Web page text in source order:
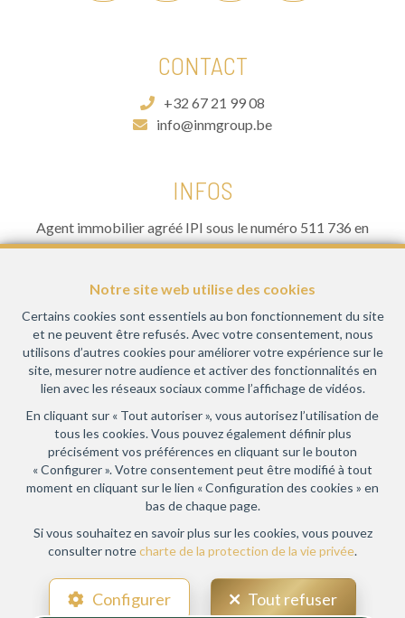
Notre site web utilise des cookies
Certains cookies sont essentiels au bon fonctionnement du site
et ne peuvent être refusés. Avec votre consentement, nous
utilisons d’autres cookies pour améliorer votre expérience sur le
site, mesurer notre audience et activer des fonctionnalités en
lien avec les réseaux sociaux comme l’affichage de vidéos.
En cliquant sur « Tout autoriser », vous autorisez l’utilisation de
tous les cookies. Vous pouvez également définir plus
précisément vos préférences en cliquant sur le bouton
« Configurer ». Votre consentement peut être modifié à tout
moment en cliquant sur le lien « Configuration des cookies » en
bas de chaque page.
Si vous souhaitez en savoir plus sur les cookies, vous pouvez
consulter notrecharte de la protection de la vie privée.
Configurer Tout refuser
CONTACT
+32 67 21 99 08
info@inmgroup.be
INFOS
Agent immobilier agréé IPI sous le numéro 511 736 en
Belgique- Instance de contrôle: Institut professionnel des
(+32 2 505 38 50 - info@ipi.be) - Soumis au
déontologique de l’ IPI
RC professionnelle et cautionnement via AXA Belgium SA,
Place du Trône 1, 1000 Bruxelles – police n° 730.390.160.
Couverture valable pour les activités réalisées en Belgique
Conditions générales d'utilisation du site
Charte de la protection de la vie privée
Configuration des cookies
POWERED BY
DESIGNED AND DEVELOPED BY
WEBULOUS.IMMO